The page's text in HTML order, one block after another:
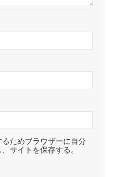
ためブラウザーに自分
サイトを保存する。